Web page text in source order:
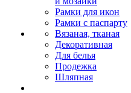
Рамки для икон
Рамки с паспарту
Вязаная, тканая
Декоративная
Для белья
Продежка
Шляпная